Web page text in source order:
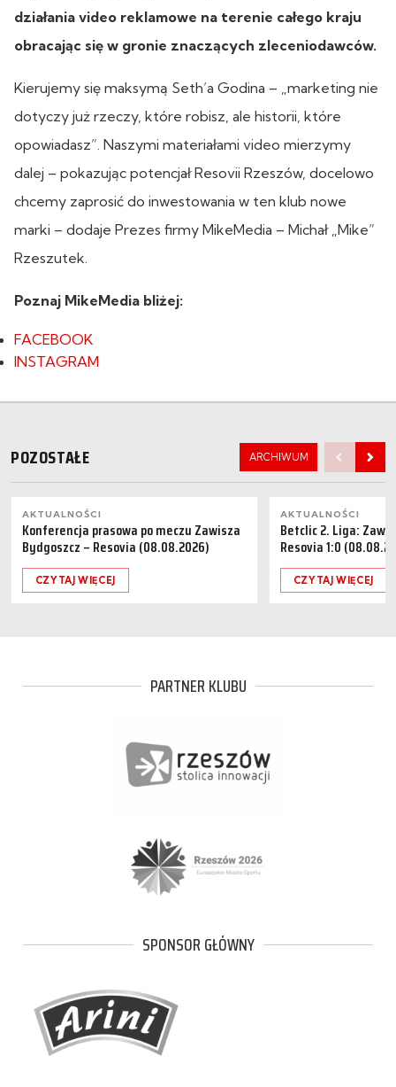
działania video reklamowe na terenie całego kraju
obracając się w gronie znaczących zleceniodawców.
Kierujemy się maksymą Seth’a Godina – „marketing nie
dotyczy już rzeczy, które robisz, ale historii, które
opowiadasz”. Naszymi materiałami video mierzymy
dalej – pokazując potencjał Resovii Rzeszów, docelowo
chcemy zaprosić do inwestowania w ten klub nowe
marki – dodaje Prezes firmy MikeMedia – Michał „Mike”
Rzeszutek.
Poznaj MikeMedia bliżej:
FACEBOOK
INSTAGRAM
POZOSTAŁE ARCHIWUM
AKTUALNOŚCI
Konferencja prasowa po meczu Zawisza
Bydgoszcz – Resovia (08.08.2026)
CZYTAJ WIĘCEJ
AKTUALNOŚCI
Betclic 2. Liga:
Resovia 1:0
CZYTAJ WIĘCEJ
PARTNER KLUBU
SPONSOR GŁÓWNY